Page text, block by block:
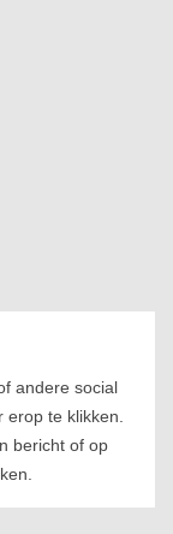
andere social
erop te klikken.
bericht of op